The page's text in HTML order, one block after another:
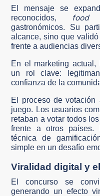
El mensaje se
reconocidos,
food
gastronómicos. Su
alcance, sino que
frente a audiencias
En el marketing
un rol clave:
confianza de la
El proceso de votación
juego. Los usuarios
retaban a votar todos
frente a otros países.
técnica de
simple en un desafío
Viralidad digital y el
El concurso se
generando un efecto